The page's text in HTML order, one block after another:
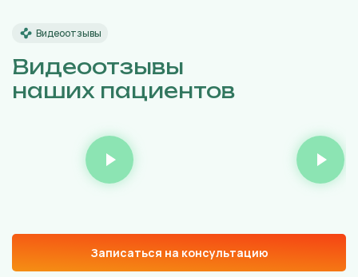
Видеоотзывы
Видеоотзывы
наших пациентов
Записаться на консультацию